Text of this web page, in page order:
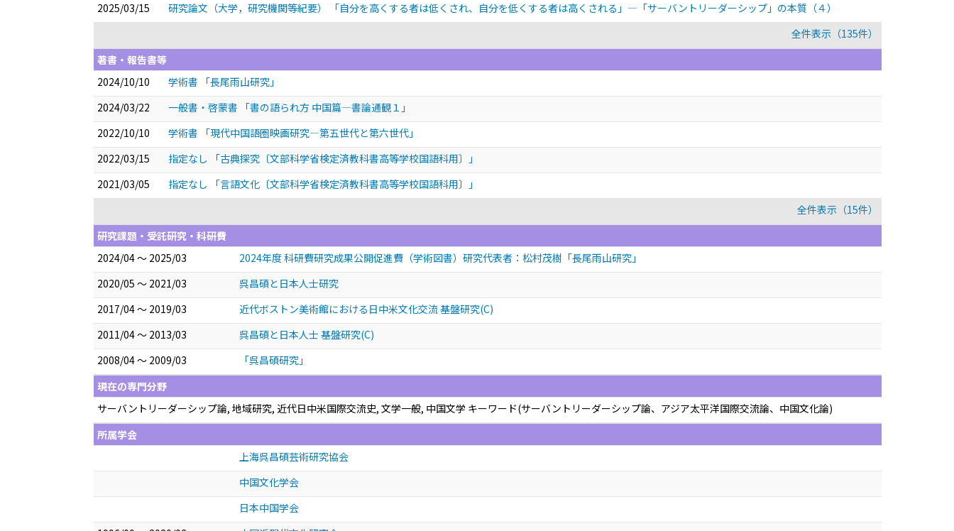
2025/03/15
研究論文（大学，研究機関等紀要） 「自分を高くする者は低くされ、自分を低くする者は高くされる」―「サーバントリーダーシップ」の本質（４）
全件表示（135件）
著書・報告書等
2024/10/10
学術書 「長尾雨山研究」
2024/03/22
一般書・啓蒙書 「書の語られ方 中国篇―書論通観１」
2022/10/10
学術書 「現代中国語圏映画研究―第五世代と第六世代」
2022/03/15
指定なし 「古典探究〔文部科学省検定済教科書高等学校国語科用〕」
2021/03/05
指定なし 「言語文化〔文部科学省検定済教科書高等学校国語科用〕」
全件表示（15件）
研究課題・受託研究・科研費
2024/04 ～ 2025/03
2024年度 科研費研究成果公開促進費（学術図書）研究代表者：松村茂樹「長尾雨山研究」
2020/05 ～ 2021/03
呉昌碩と日本人士研究
2017/04 ～ 2019/03
近代ボストン美術館における日中米文化交流 基盤研究(C)
2011/04 ～ 2013/03
呉昌碩と日本人士 基盤研究(C)
2008/04 ～ 2009/03
「呉昌碩研究」
現在の専門分野
サーバントリーダーシップ論, 地域研究, 近代日中米国際交流史, 文学一般, 中国文学 キーワード(サーバントリーダーシップ論、アジア太平洋国際交流論、中国文化論)
所属学会
上海呉昌碩芸術研究協会
中国文化学会
日本中国学会